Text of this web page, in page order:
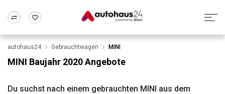
Wir bewerten dein Auto
Alle Fragen & Antworten
Rund um die Inzahlungnahme
Frankfurt Wuppertal
autohaus24 Gebrauchtwagen MINI
MINI Baujahr 2020 Angebote
Du suchst nach einem gebrauchten MINI aus dem